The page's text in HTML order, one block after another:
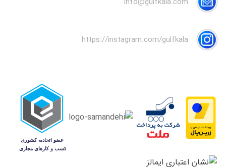
https://instagram.com/gulfkala